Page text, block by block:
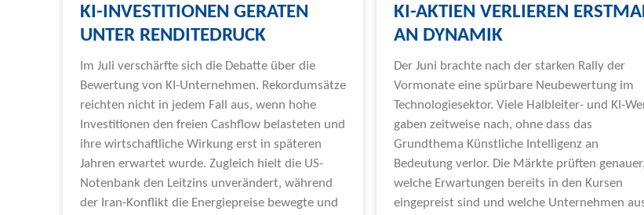
KI-INVESTITIONEN GERATEN
UNTER RENDITEDRUCK
Im Juli verschärfte sich die Debatte über die
Bewertung von KI-Unternehmen. Rekordumsätze
reichten nicht in jedem Fall aus, wenn hohe
Investitionen den freien Cashflow belasteten und
ihre wirtschaftliche Wirkung erst in späteren
Jahren erwartet wurde. Zugleich hielt die US-
Notenbank den Leitzins unverändert, während
der Iran-Konflikt die Energiepreise bewegte und
KI-AKTIEN VERLIEREN
AN DYNAMIK
Der Juni brachte nach der starken Rally der
Vormonate eine spürbare Neubewertung im
Technologiesektor. Viele Halbleiter- und KI-
gaben zeitweise nach, ohne dass das
Grundthema Künstliche Intelligenz an
Bedeutung verlor. Die Märkte prüften genauer,
welche Erwartungen bereits in den Kursen
eingepreist sind und welche Unternehmen